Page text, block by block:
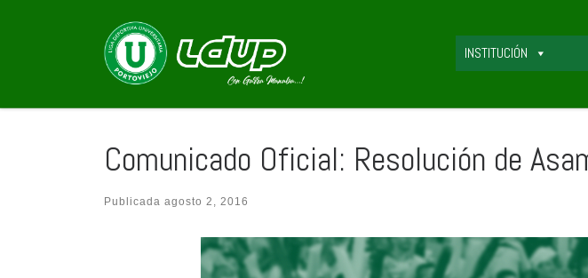
Saltar al contenido
INSTITUCIÓN
Comunicado Oficial: Resolución de
Publicada agosto 2, 2016